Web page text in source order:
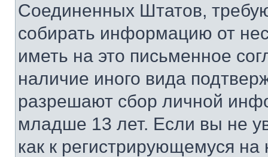
Соединенных Штатов,
собирать информацию от
иметь на это письменное
наличие иного вида
разрешают сбор личной
младше 13 лет. Если вы не
как к регистрирующемуся